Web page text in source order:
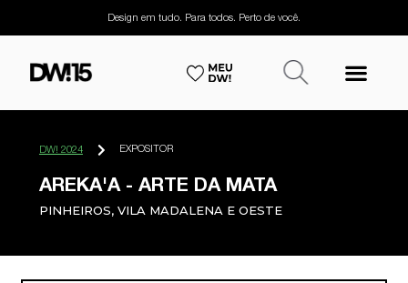
Design em tudo. Para todos. Perto de você.
DW! 2024 EXPOSITOR
AREKA'A - ARTE DA MATA
PINHEIROS, VILA MADALENA E OESTE